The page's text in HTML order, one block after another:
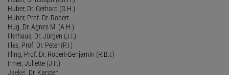
Huber, Dr. Gerhard (G.H.)
Huber, Prof. Dr. Robert
Hug, Dr. Agnes M. (A.H.)
Illerhaus, Dr. Jürgen (J.I.)
Illes, Prof. Dr. Peter (P.I.)
Illing, Prof. Dr. Robert-Benjamin (R.B.I.)
Irmer, Juliette (J.Ir.)
Jaekel , Dr. Karsten